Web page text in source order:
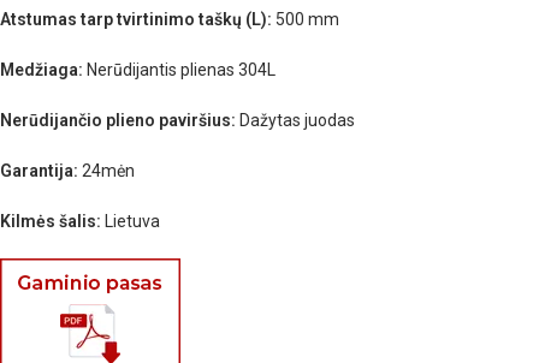
Atstumas tarp tvirtinimo taškų (L): 500 mm
Medžiaga: Nerūdijantis plienas 304L
Nerūdijančio plieno paviršius: Dažytas juodas
Garantija: 24mėn
Kilmės šalis: Lietuva